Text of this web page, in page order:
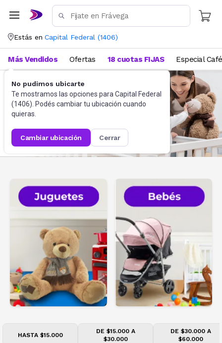
Estás en Capital Federal (1406)
No pudimos ubicarte
Te mostramos las opciones para Capital Federal
(1406). Podés cambiar tu ubicación cuando
quieras.
cambiar ubicación cerrar
Más Vendidos Ofertas 18 cuotas FIJAS Especial Café
HASTA $15.000
DE $15.000 A
$30.000
DE $30.000 A
$60.000